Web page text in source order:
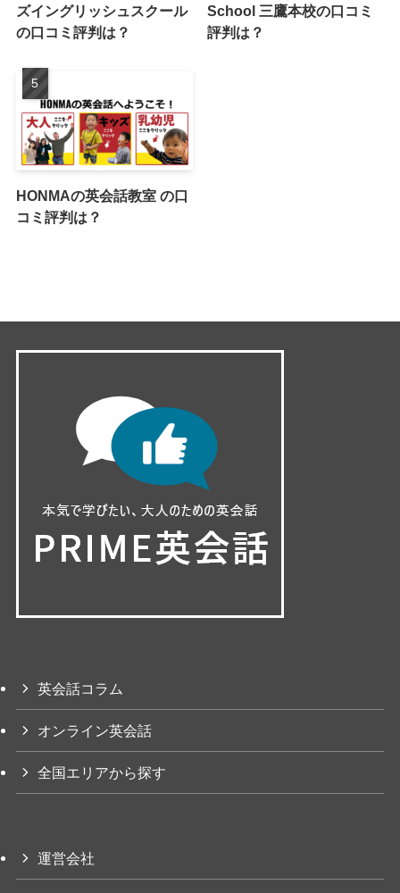
ズイングリッシュスクール
の口コミ評判は？
School 三鷹本校の口コミ
評判は？
HONMAの英会話教室 の口
コミ評判は？
英会話コラム
オンライン英会話
全国エリアから探す
運営会社